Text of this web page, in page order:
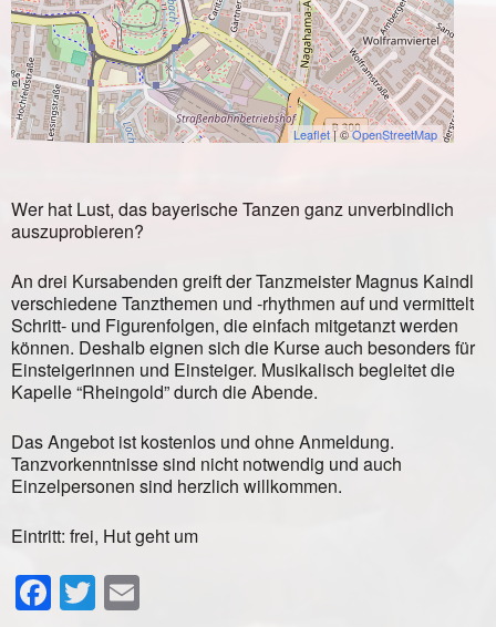
Leaflet| ©OpenStreetMap
Wer hat Lust, das bayerische Tanzen ganz unverbindlich
auszuprobieren?
An drei Kursabenden greift der Tanzmeister Magnus Kaindl
verschiedene Tanzthemen und -rhythmen auf und vermittelt
Schritt- und Figurenfolgen, die einfach mitgetanzt werden
können. Deshalb eignen sich die Kurse auch besonders für
Einsteigerinnen und Einsteiger. Musikalisch begleitet die
Kapelle “Rheingold” durch die Abende.
Das Angebot ist kostenlos und ohne Anmeldung.
Tanzvorkenntnisse sind nicht notwendig und auch
Einzelpersonen sind herzlich willkommen.
Eintritt: frei, Hut geht um
Facebook
Twitter